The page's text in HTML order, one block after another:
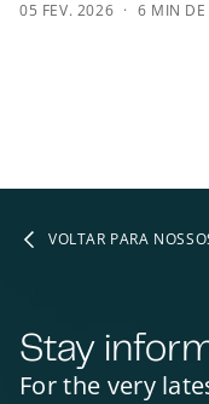
05 FEV. 2026 6 MIN DE
VOLTAR PARA
Stay
For the very